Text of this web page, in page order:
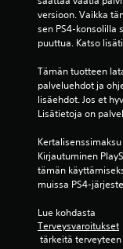
versioon. Vaikka
sen PS4-konsolilla
puuttua. Katso
Tämän tuotteen
palveluehdot ja
lisäehdot. Jos et
Lisätietoja on
Kirjautuminen
tämän
muissa PS4-
Lue kohdasta
Terveysvaroitukset